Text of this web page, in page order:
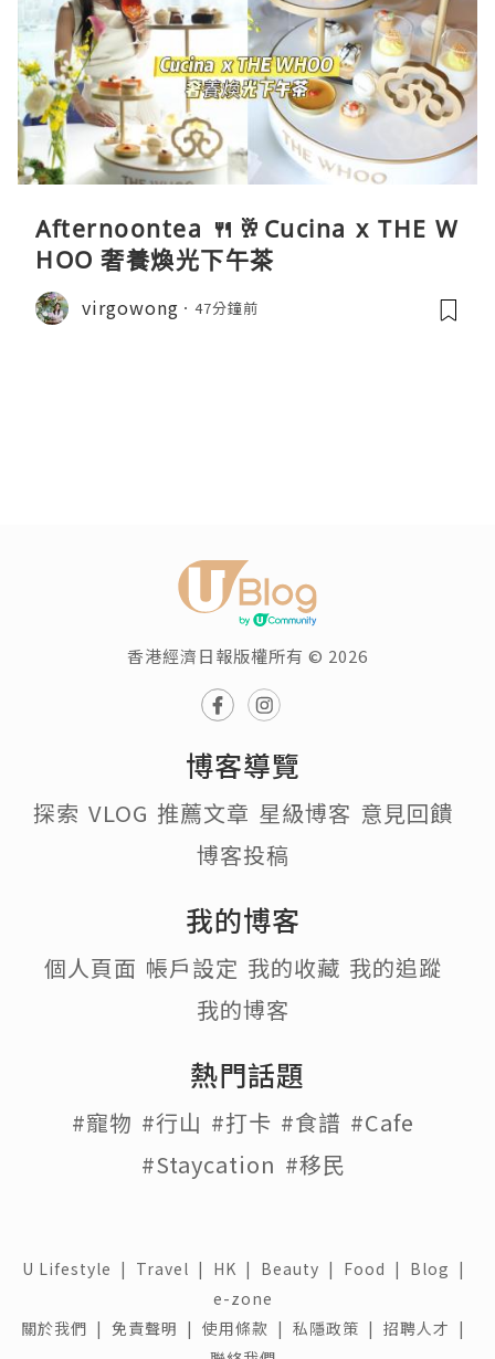
Afternoontea 🍴🥂Cucina x THE W
HOO 奢養煥光下午茶
virgowong 47分鐘前
香港經濟日報版權所有 © 2026
博客導覽
探索 VLOG 推薦文章 星級博客 意見回饋
博客投稿
我的博客
個人頁面 帳戶設定 我的收藏 我的追蹤
我的博客
熱門話題
#寵物 #行山 #打卡 #食譜 #Cafe
#Staycation #移民
U Lifestyle | Travel | HK | Beauty | Food | Blog |
e-zone
關於我們 | 免責聲明 | 使用條款 | 私隱政策 | 招聘人才 |